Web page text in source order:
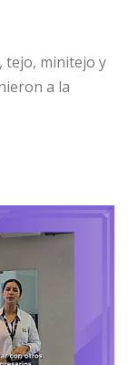
tejo, minitejo y
a la